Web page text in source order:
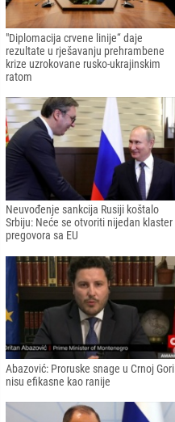
"Diplomacija crvene linije“ daje
rezultate u rješavanju prehrambene
krize uzrokovane rusko-ukrajinskim
ratom
Neuvođenje sankcija Rusiji koštalo
Srbiju: Neće se otvoriti nijedan klaster
pregovora sa EU
Abazović: Proruske snage u Crnoj Gori
nisu efikasne kao ranije